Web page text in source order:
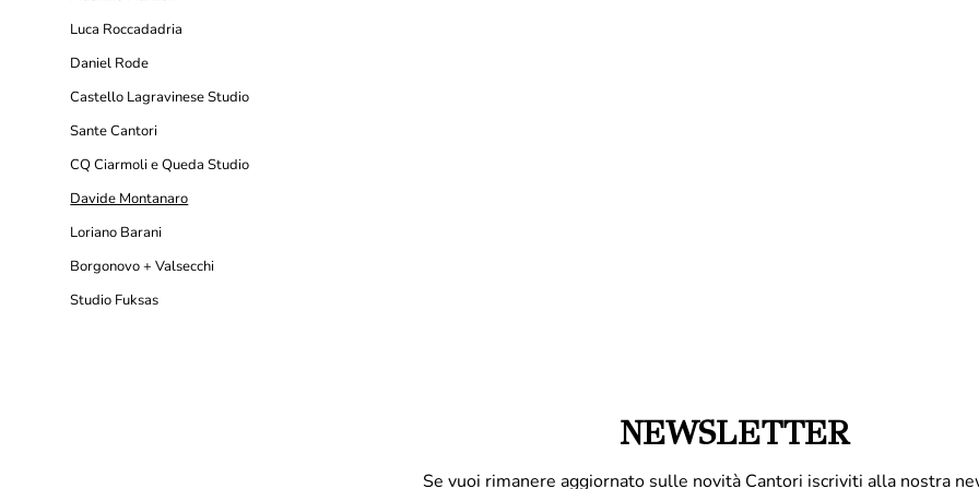
Luca Roccadadria
Daniel Rode
Castello Lagravinese Studio
Sante Cantori
CQ Ciarmoli e Queda Studio
Davide Montanaro
Loriano Barani
Borgonovo + Valsecchi
Studio Fuksas
NEWSLETTER
Se vuoi rimanere aggiornato sulle novità Cantori iscriviti alla nostra